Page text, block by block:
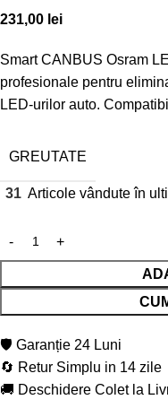
231,00 lei
Smart CANBUS Osram
profesionale pentru
LED-urilor auto.
GREUTATE
31 Articole vândute în
🛡️ Garanție 24 Luni
🔄 Retur Simplu in 14 zile
🚚 Deschidere Colet la